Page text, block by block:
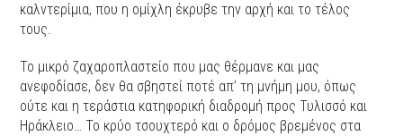
καλντερίμια, που η ομίχλη έκρυβε την αρχή και το τέλος
τους.
Το μικρό ζαχαροπλαστείο που μας θέρμανε και μας
ανεφοδίασε, δεν θα σβηστεί ποτέ απ’ τη μνήμη μου, όπως
ούτε και η τεράστια κατηφορική διαδρομή προς Τυλισσό και
Ηράκλειο… Το κρύο τσουχτερό και ο δρόμος βρεμένος στα